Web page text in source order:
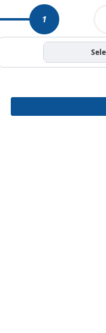
1